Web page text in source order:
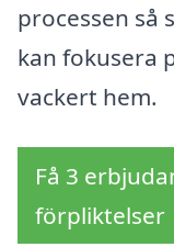
processen så
kan fokusera
vackert hem.
Få 3
förpliktelser